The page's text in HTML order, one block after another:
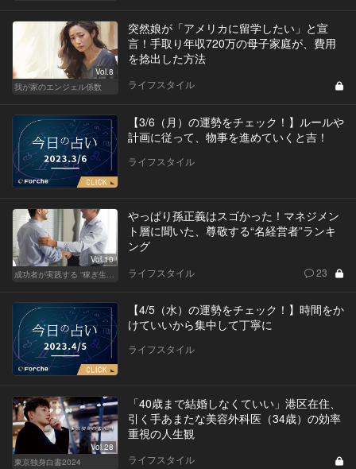
Vol.8
我が家のエンジェル係数
突然娘が「アメリカに留学したい」と宣
言！手取り年収720万の母子家庭が、費用
を捻出した方法
ライフスタイル
【3/6（月）の運勢をチェック！】ルールや
計画に従って、物事を進めていくと吉！
ライフスタイル
Vol.10
成功者が実践する “稼ぎ生活”
やっぱり孫正義はスゴかった！マネジメン
ト層に聞いた、尊敬する“名経営者”ランキ
ング
ライフスタイル 23
【4/5（水）の運勢をチェック！】時間をか
けていいから集中して丁寧に
ライフスタイル
Vol.28
東京独身白書2024
「40歳まで結婚しなくていい」港区在住、
引く手あまたな美容外科医（34歳）の効率
重視の人生観
ライフスタイル